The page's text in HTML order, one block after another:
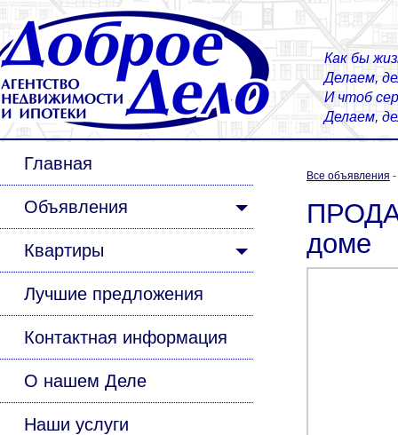
Как бы
Делаем,
И чтоб
Делаем,
Главная
Объявления
Квартиры
Лучшие предложения
Контактная информация
О нашем Деле
Наши услуги
Все объявления -
доме